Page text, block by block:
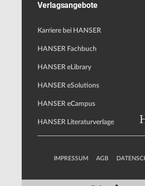
Verlagsangebote
Karriere bei HANSER
HANSER Fachbuch
HANSER eLibrary
HANSER eSolutions
HANSER eCampus
HANSER Literaturverlage
IMPRESSUM AGB